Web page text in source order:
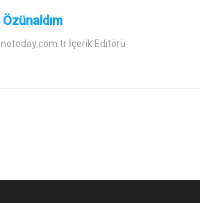
Özünaldım
İçerik Editörü